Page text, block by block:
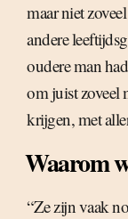
maar niet
andere
oudere man
om juist zoveel
krijgen, met
Waarom
“Ze zijn vaak